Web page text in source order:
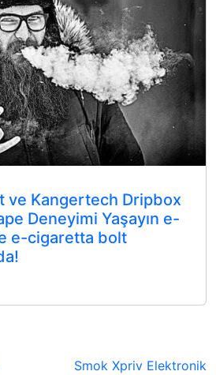
ve Kangertech Dripbox
Deneyimi Yaşayın e-
e-cigaretta bolt
Smok Xpriv Elektronik